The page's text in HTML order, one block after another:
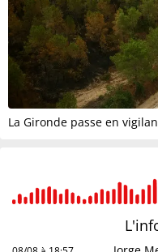
La Gironde passe en